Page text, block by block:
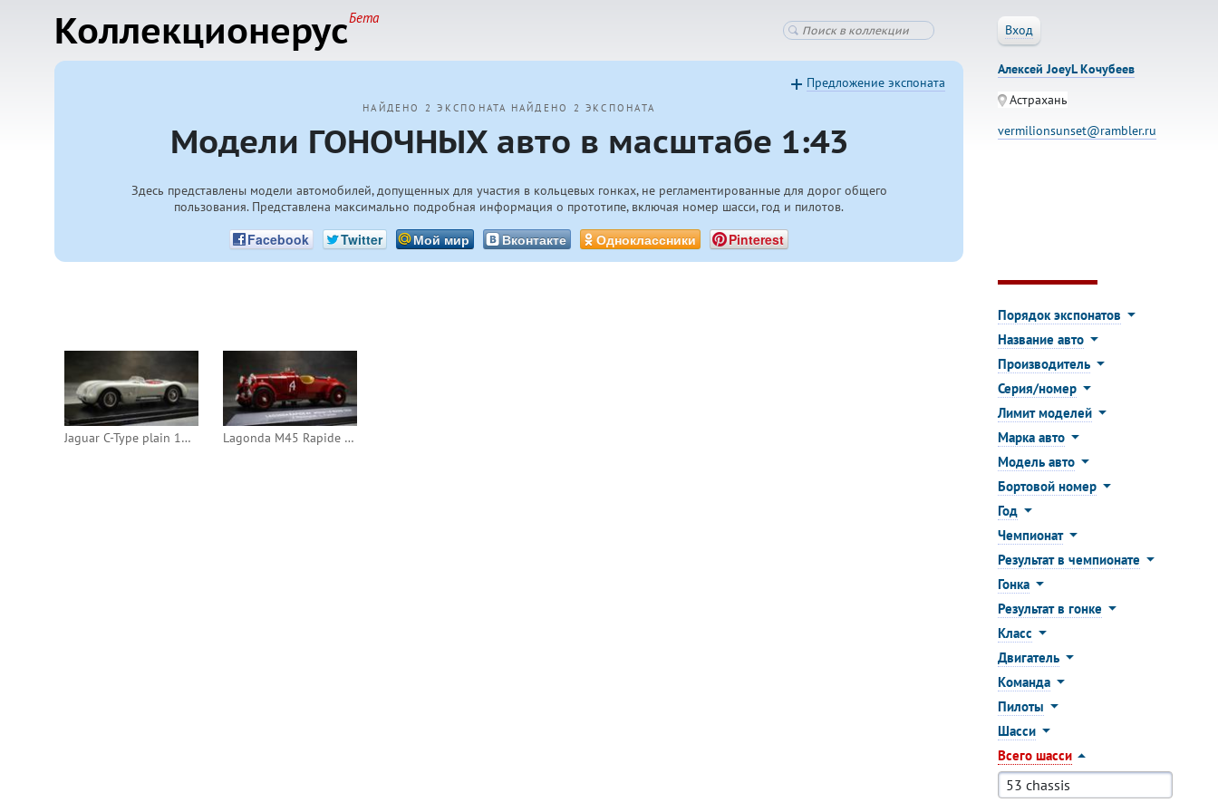
КоллекционерусБета
Вход
НАЙДЕНО 2 ЭКСПОНАТА НАЙДЕНО 2 ЭКСПОНАТА
Модели ГОНОЧНЫХ авто в масштабе 1:43
Здесь представлены модели автомобилей, допущенных для участия в кольцевых гонках, не регламентированные для дорог общего
пользования. Представлена максимально подробная информация о прототипе, включая номер шасси, год и пилотов.
Facebook Twitter Мой мир Вконтакте Одноклассники Pinterest
Предложение экспоната
Алексей JoeyL Кочубеев
Астрахань
vermilionsunset@rambler.ru
Jaguar C-Type plain 1955 (AutoArt) Lagonda M45 Rapide 1935 24h Le Mans #4 (IXO)
Порядок экспонатов
Название авто
Производитель
Серия/номер
Лимит моделей
Марка авто
Модель авто
Бортовой номер
Год
Чемпионат
Результат в чемпионате
Гонка
Результат в гонке
Класс
Двигатель
Команда
Пилоты
Шасси
Всего шасси